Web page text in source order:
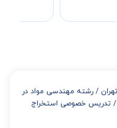
/ رشته مهندسی مواد در
/ تدریس خصوصی استخراج